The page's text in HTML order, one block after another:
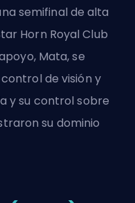
semifinal de alta
Horn Royal Club
Mata, se
de visión y
y su control sobre
su dominio